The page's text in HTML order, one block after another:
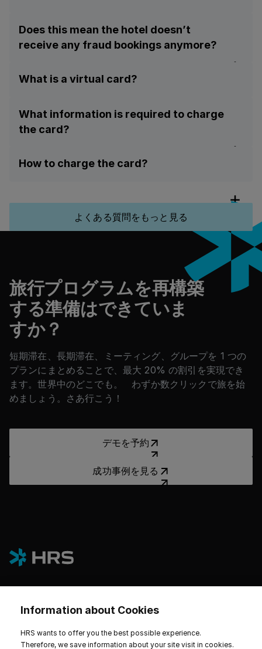
Does this mean the hotel doesn’t
receive any fraud bookings anymore?
eliminated because the payment is secure,
reservation.
What is a virtual card?
other credit card except it is generated with
the unique card number, expiry date, and
physical card.
What information is required to charge
the card?
are required.
How to charge the card?
inexactly the same way as they would with a
physical credit card. The Credit Card Terminal
needs to have the possibility to process both:
Card-Not-Present (CNP) transactions & Card
よくある質問をもっと見る
旅行プログラムを再構築
する準備はできていま
すか？
短期滞在、長期滞在、ミーティング、グループを 1 つの
プランにまとめることで、最大 20% の割引を実現でき
ます。世界中のどこでも。 わずか数クリックで旅を始
めましょう。さあ行こう！
デモを予約
成功事例を見る
ホテルとサステナビリティ
Information about Cookies
HRS wants to offer you the best possible experience.
Therefore, we save information about your site visit in cookies.